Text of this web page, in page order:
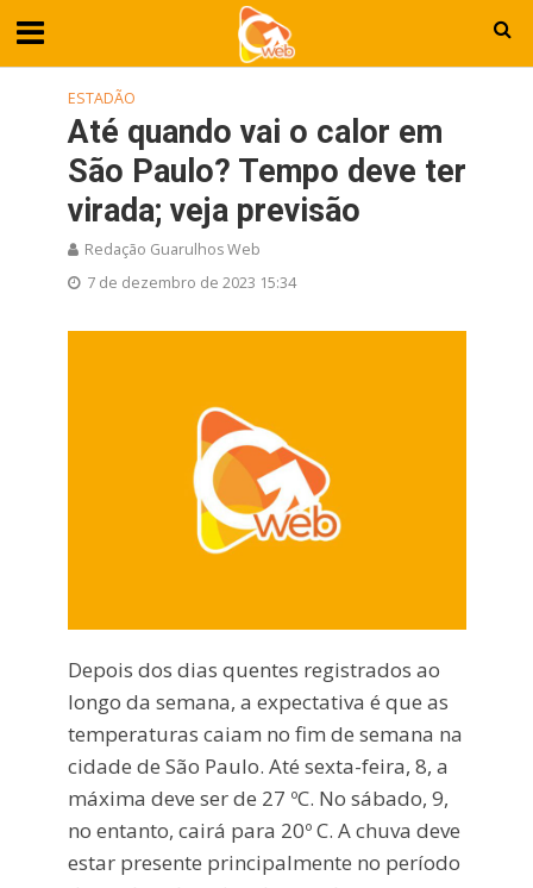
ESTADÃO
Até quando vai o calor em
São Paulo? Tempo deve ter
virada; veja previsão
Redação Guarulhos Web
7 de dezembro de 2023 15:34
Depois dos dias quentes registrados ao
longo da semana, a expectativa é que as
temperaturas caiam no fim de semana na
cidade de São Paulo. Até sexta-feira, 8, a
máxima deve ser de 27 ºC. No sábado, 9,
no entanto, cairá para 20º C. A chuva deve
estar presente principalmente no período